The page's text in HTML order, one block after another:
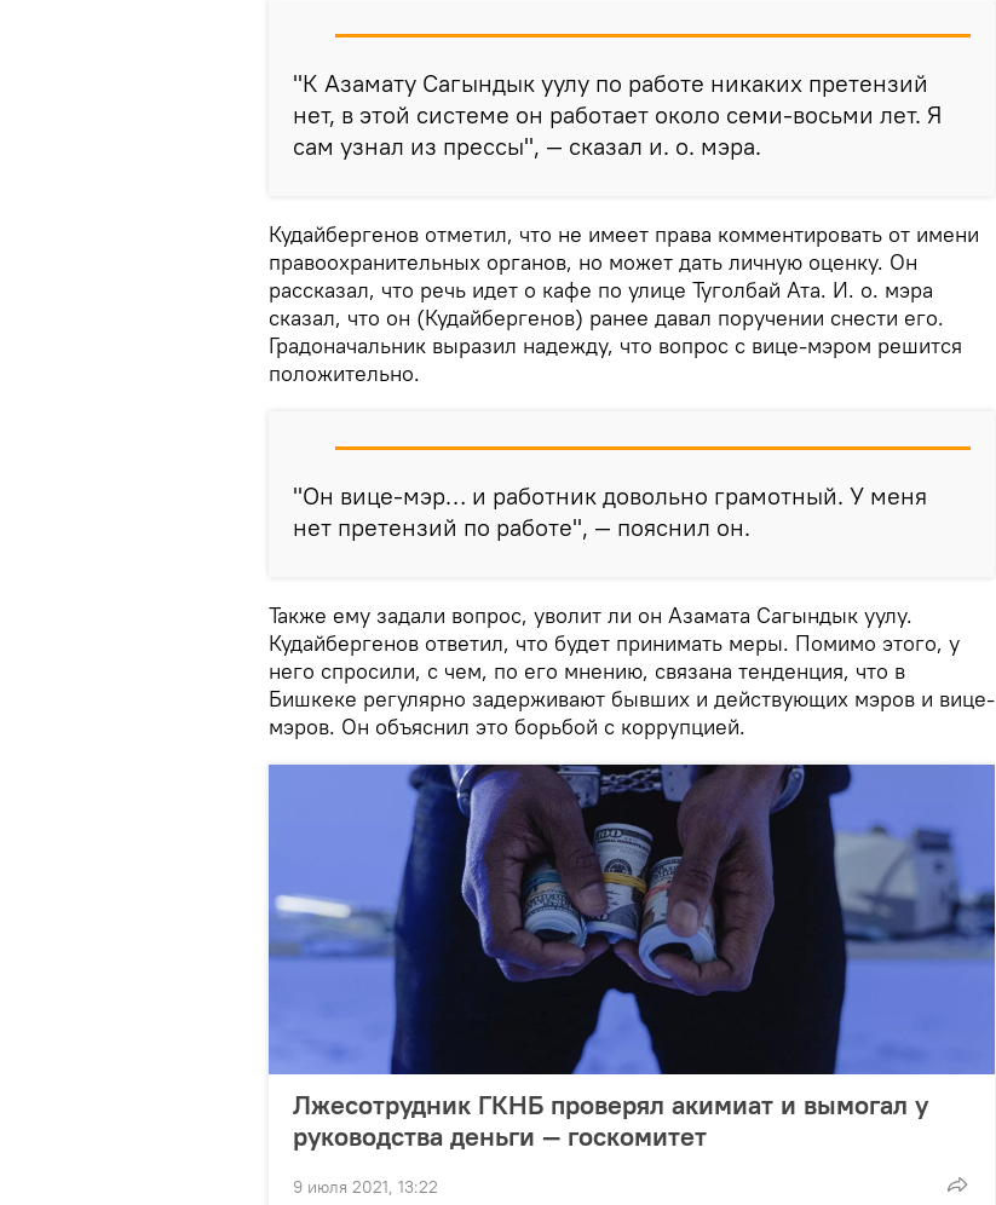
"К Азамату Сагындык уулу по работе никаких претензий
нет, в этой системе он работает около семи-восьми лет. Я
сам узнал из прессы", — сказал и. о. мэра.
Кудайбергенов отметил, что не имеет права комментировать от имени
правоохранительных органов, но может дать личную оценку. Он
рассказал, что речь идет о кафе по улице Туголбай Ата. И. о. мэра
сказал, что он (Кудайбергенов) ранее давал поручении снести его.
Градоначальник выразил надежду, что вопрос с вице-мэром решится
положительно.
"Он вице-мэр… и работник довольно грамотный. У меня
нет претензий по работе", — пояснил он.
Также ему задали вопрос, уволит ли он Азамата Сагындык уулу.
Кудайбергенов ответил, что будет принимать меры. Помимо этого, у
него спросили, с чем, по его мнению, связана тенденция, что в
Бишкеке регулярно задерживают бывших и действующих мэров и вице-
мэров. Он объяснил это борьбой с коррупцией.
Лжесотрудник ГКНБ проверял акимиат и вымогал у
руководства деньги — госкомитет
9 июля 2021, 13:22